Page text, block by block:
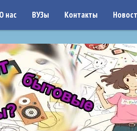
site-verification:
О нас ВУЗы Контакты